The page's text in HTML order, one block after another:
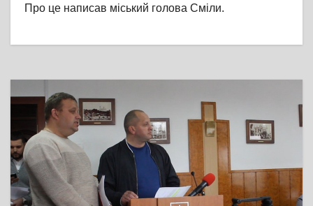
Про це написав міський голова Сміли.